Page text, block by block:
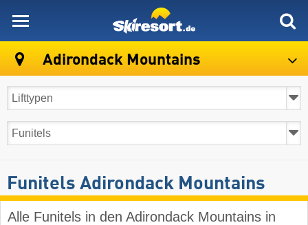
Adirondack Mountains
Funitels Adirondack Mountains
Alle Funitels in den Adirondack Mountains in